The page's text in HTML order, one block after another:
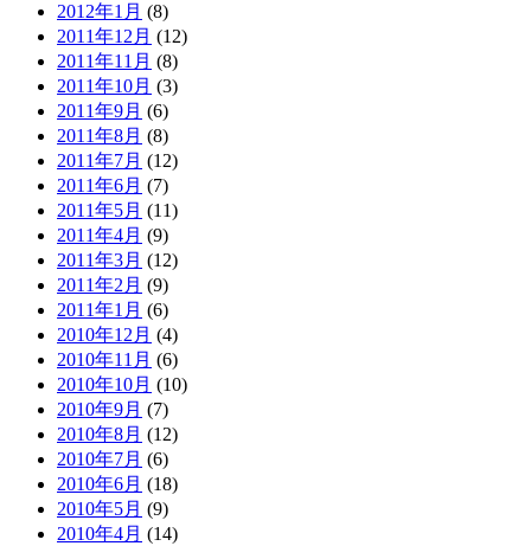
2012年1月 (8)
2011年12月 (12)
2011年11月 (8)
2011年10月 (3)
2011年9月 (6)
2011年8月 (8)
2011年7月 (12)
2011年6月 (7)
2011年5月 (11)
2011年4月 (9)
2011年3月 (12)
2011年2月 (9)
2011年1月 (6)
2010年12月 (4)
2010年11月 (6)
2010年10月 (10)
2010年9月 (7)
2010年8月 (12)
2010年7月 (6)
2010年6月 (18)
2010年5月 (9)
2010年4月 (14)